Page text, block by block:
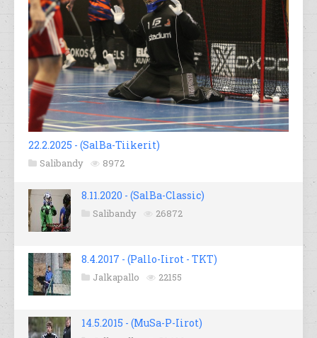
22.2.2025 - (SalBa-Tiikerit)
Salibandy 8972
8.11.2020 - (SalBa-Classic)
Salibandy 26872
8.4.2017 - (Pallo-Iirot - TKT)
Jalkapallo 22155
14.5.2015 - (MuSa-P-Iirot)